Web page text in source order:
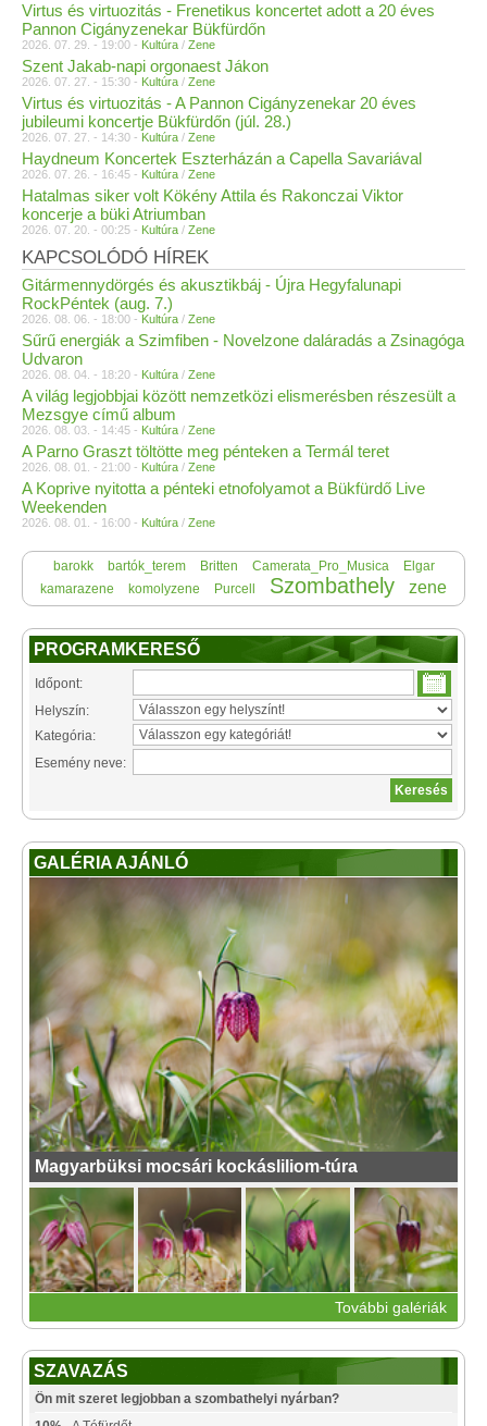
Virtus és virtuozitás - Frenetikus koncertet adott a 20 éves
Pannon Cigányzenekar Bükfürdőn
2026. 07. 29. - 19:00 - Kultúra / Zene
Szent Jakab-napi orgonaest Jákon
2026. 07. 27. - 15:30 - Kultúra / Zene
Virtus és virtuozitás - A Pannon Cigányzenekar 20 éves
jubileumi koncertje Bükfürdőn (júl. 28.)
2026. 07. 27. - 14:30 - Kultúra / Zene
Haydneum Koncertek Eszterházán a Capella Savariával
2026. 07. 26. - 16:45 - Kultúra / Zene
Hatalmas siker volt Kökény Attila és Rakonczai Viktor
koncerje a büki Atriumban
2026. 07. 20. - 00:25 - Kultúra / Zene
KAPCSOLÓDÓ HÍREK
Gitármennydörgés és akusztikbáj - Újra Hegyfalunapi
RockPéntek (aug. 7.)
2026. 08. 06. - 18:00 - Kultúra / Zene
Sűrű energiák a Szimfiben - Novelzone daláradás a Zsinagóga
Udvaron
2026. 08. 04. - 18:20 - Kultúra / Zene
A világ legjobbjai között nemzetközi elismerésben részesült a
Mezsgye című album
2026. 08. 03. - 14:45 - Kultúra / Zene
A Parno Graszt töltötte meg pénteken a Termál teret
2026. 08. 01. - 21:00 - Kultúra / Zene
A Koprive nyitotta a pénteki etnofolyamot a Bükfürdő Live
Weekenden
2026. 08. 01. - 16:00 - Kultúra / Zene
barokk bartók_terem Britten Camerata_Pro_Musica
Elgar
kamarazene
komolyzene Purcell Szombathely zene
PROGRAMKERESŐ
Időpont:
Helyszín:
Kategória:
Esemény neve:
GALÉRIA AJÁNLÓ
Magyarbüksi mocsári kockásliliom-túra
További galériák
SZAVAZÁS
Ön mit szeret legjobban a szombathelyi nyárban?